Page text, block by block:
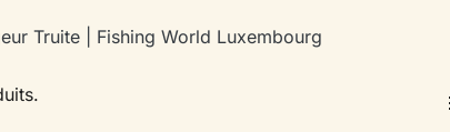
Truite | Fishing World Luxembourg